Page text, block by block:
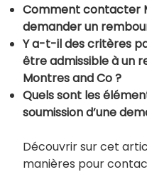
Comment contacter
demander un
Y a-t-il des critères
être admissible à un
Montres and Co ?
Quels sont les
soumission d’une
Découvrir sur cet
manières pour